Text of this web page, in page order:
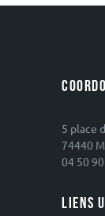
5 place
74440
04 50
LIENS